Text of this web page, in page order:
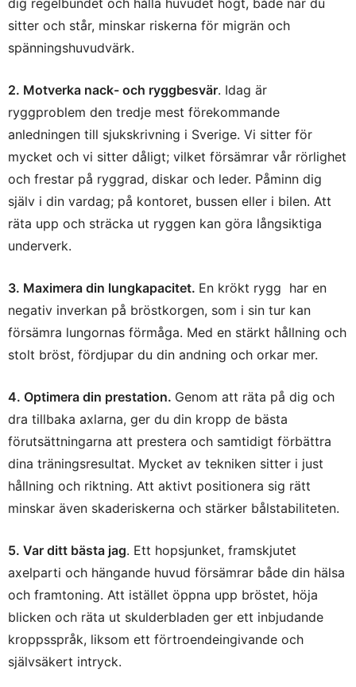
dig regelbundet och hålla huvudet högt, både när du
sitter och står, minskar riskerna för migrän och
spänningshuvudvärk.
2. Motverka nack- och ryggbesvär. Idag är
ryggproblem den tredje mest förekommande
anledningen till sjukskrivning i Sverige. Vi sitter för
mycket och vi sitter dåligt; vilket försämrar vår rörlighet
och frestar på ryggrad, diskar och leder. Påminn dig
själv i din vardag; på kontoret, bussen eller i bilen. Att
räta upp och sträcka ut ryggen kan göra långsiktiga
underverk.
3. Maximera din lungkapacitet. En krökt rygg har en
negativ inverkan på bröstkorgen, som i sin tur kan
försämra lungornas förmåga. Med en stärkt hållning och
stolt bröst, fördjupar du din andning och orkar mer.
4. Optimera din prestation. Genom att räta på dig och
dra tillbaka axlarna, ger du din kropp de bästa
förutsättningarna att prestera och samtidigt förbättra
dina träningsresultat. Mycket av tekniken sitter i just
hållning och riktning. Att aktivt positionera sig rätt
minskar även skaderiskerna och stärker bålstabiliteten.
5. Var ditt bästa jag. Ett hopsjunket, framskjutet
axelparti och hängande huvud försämrar både din hälsa
och framtoning. Att istället öppna upp bröstet, höja
blicken och räta ut skulderbladen ger ett inbjudande
kroppsspråk, liksom ett förtroendeingivande och
självsäkert intryck.